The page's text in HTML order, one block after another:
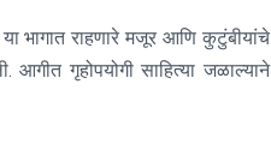
या भागात राहणारे मजूर आणि कुटुंबीयांचे
गृहोपयोगी साहित्या जळाल्याने